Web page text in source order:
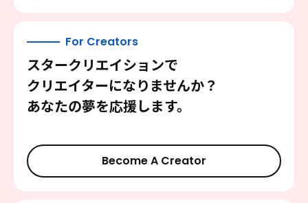
For Creators
スタークリエイションで
クリエイターになりませんか？
あなたの夢を応援します。
Become A Creator